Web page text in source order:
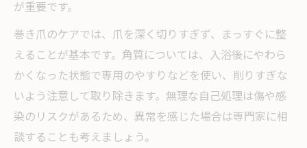
が重要です。
巻き爪のケアでは、爪を深く切りすぎず、まっすぐに整
えることが基本です。角質については、入浴後にやわら
かくなった状態で専用のやすりなどを使い、削りすぎな
いよう注意して取り除きます。無理な自己処理は傷や感
染のリスクがあるため、異常を感じた場合は専門家に相
談することも考えましょう。